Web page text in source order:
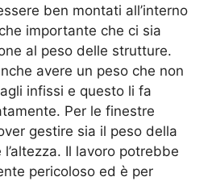
ben montati all’interno
importante che ci sia
al peso delle strutture.
avere un peso che non
infissi e questo li fa
Per le finestre
gestire sia il peso della
Il lavoro potrebbe
pericoloso ed è per